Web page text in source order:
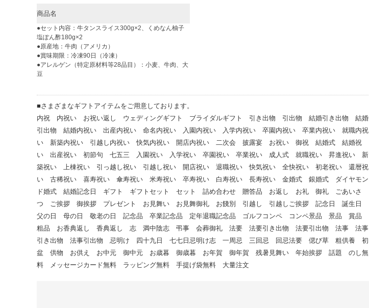
商品名
●セット内容：牛タンスライス300g×2、くめなん柚子
塩ぽん酢180g×2
●原産地：牛肉（アメリカ）
●賞味期限：冷凍90日（冷凍）
●アレルゲン（特定原材料等28品目）：小麦、牛肉、大
豆
■さまざまなギフトアイテムをご用意しております。
内祝 内祝い お祝い返し ウェディングギフト ブライダルギフト 引き出物 引出物 結婚引き出物 結婚
引出物 結婚内祝い 出産内祝い 命名内祝い 入園内祝い 入学内祝い 卒園内祝い 卒業内祝い 就職内祝
い 新築内祝い 引越し内祝い 快気内祝い 開店内祝い 二次会 披露宴 お祝い 御祝 結婚式 結婚祝
い 出産祝い 初節句 七五三 入園祝い 入学祝い 卒園祝い 卒業祝い 成人式 就職祝い 昇進祝い 新
築祝い 上棟祝い 引っ越し祝い 引越し祝い 開店祝い 退職祝い 快気祝い 全快祝い 初老祝い 還暦祝
い 古稀祝い 喜寿祝い 傘寿祝い 米寿祝い 卒寿祝い 白寿祝い 長寿祝い 金婚式 銀婚式 ダイヤモン
ド婚式 結婚記念日 ギフト ギフトセット セット 詰め合わせ 贈答品 お返し お礼 御礼 ごあいさ
つ ご挨拶 御挨拶 プレゼント お見舞い お見舞御礼 お餞別 引越し 引越しご挨拶 記念日 誕生日
父の日 母の日 敬老の日 記念品 卒業記念品 定年退職記念品 ゴルフコンペ コンペ景品 景品 賞品
粗品 お香典返し 香典返し 志 満中陰志 弔事 会葬御礼 法要 法要引き出物 法要引出物 法事 法事
引き出物 法事引出物 忌明け 四十九日 七七日忌明け志 一周忌 三回忌 回忌法要 偲び草 粗供養 初
盆 供物 お供え お中元 御中元 お歳暮 御歳暮 お年賀 御年賀 残暑見舞い 年始挨拶 話題 のし無
料 メッセージカード無料 ラッピング無料 手提げ袋無料 大量注文